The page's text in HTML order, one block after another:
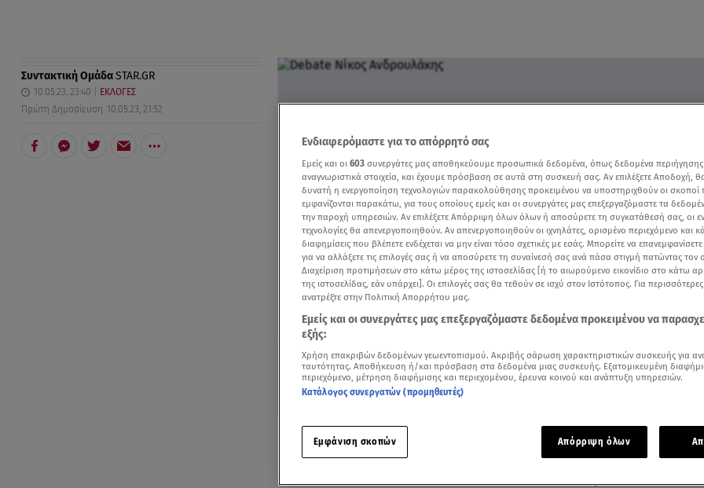
Συντακτική ΟμάδαSTAR.GR
10.05.23, 23:40
ΕΚΛΟΓΕΣ
Πρώτη Δημοσίευση: 10.05.23, 21:52
Δείτε περισσότερα άρθρα μας στα αποτελέσματα αναζήτησης
Add star.gr on Google
Ναι στη σταθερότητα για οικονομική προοπτική κι όχι στην παρακμή, τη
και σε νέες δημοσιονομικές περιπέτειες, απάντησε οΝίκος Ανδρουλάκης
Ενδιαφερόμαστε για το απόρρητό σας
Εμείς και οι 603 συνεργάτες μας αποθηκεύουμε προσωπικά δεδομένα, όπως δεδομένα
αναγνωριστικά στοιχεία, και έχουμε πρόσβαση σε αυτά στη συσκευή σας. Αν επιλέξετε Αποδοχή,
δυνατή η ενεργοποίηση τεχνολογιών παρακολούθησης προκειμένου να υποστηριχθούν οι σκοποί
εμφανίζονται παρακάτω, για τους οποίους εμείς και οι συνεργάτες μας επεξεργαζόμαστε τα
την παροχή υπηρεσιών. Αν επιλέξετε Απόρριψη όλων όλων ή αποσύρετε τη συγκατάθεσή σας, οι
τεχνολογίες θα απενεργοποιηθούν. Αν απενεργοποιηθούν οι ιχνηλάτες, ορισμένο περιεχόμενο και
διαφημίσεις που βλέπετε ενδέχεται να μην είναι τόσο σχετικές με εσάς. Μπορείτε να
για να αλλάξετε τις επιλογές σας ή να αποσύρετε τη συναίνεσή σας ανά πάσα στιγμή πατώντας τον
Διαχείριση προτιμήσεων στο κάτω μέρος της ιστοσελίδας [ή το αιωρούμενο εικονίδιο στο κάτω
της ιστοσελίδας, εάν υπάρχει]. Οι επιλογές σας θα τεθούν σε ισχύ στον Ιστότοπος. Για
ανατρέξτε στην Πολιτική Απορρήτου μας.
Εμείς και οι συνεργάτες μας επεξεργαζόμαστε δεδομένα προκειμένου να
εξής:
Χρήση επακριβών δεδομένων γεωεντοπισμού. Ακριβής σάρωση χαρακτηριστικών συσκευής για
ταυτότητας. Αποθήκευση ή/και πρόσβαση στα δεδομένα μιας συσκευής. Εξατομικευμένη
περιεχόμενο, μέτρηση διαφήμισης και περιεχομένου, έρευνα κοινού και ανάπτυξη υπηρεσιών.
Κατάλογος συνεργατών (προμηθευτές)
Εμφάνιση σκοπών Απόρριψη όλων